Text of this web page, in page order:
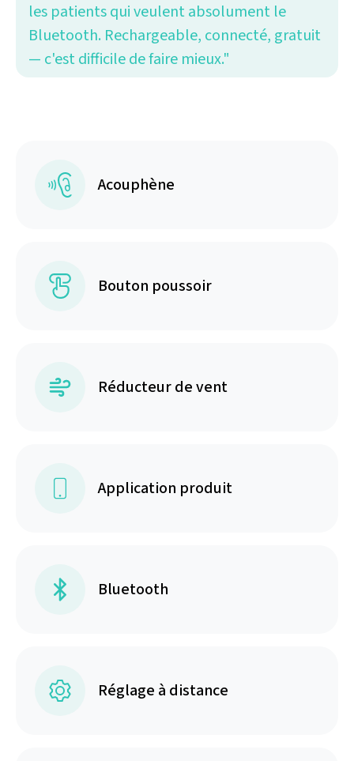
les patients qui veulent absolument le
Bluetooth. Rechargeable, connecté, gratuit
— c'est difficile de faire mieux."
Acouphène
Bouton poussoir
Réducteur de vent
Application produit
Bluetooth
Réglage à distance